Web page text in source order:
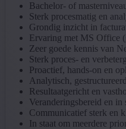
Bachelor- of
Sterk procesmatig en
Grondig inzicht in
Ervaring met MS Office
Zeer goede kennis van
Sterk proces- en
Proactief, hands-on en
Analytisch,
Resultaatgericht en
Veranderingsbereid en in
Communicatief sterk en
In staat om meerdere